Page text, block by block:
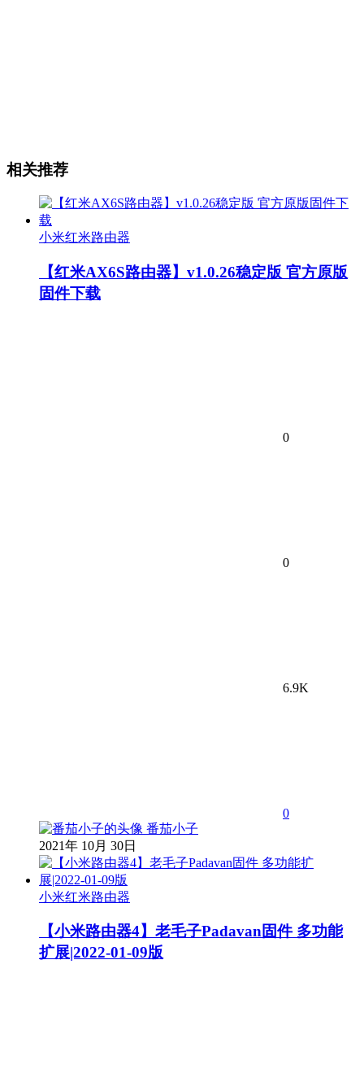
相关推荐
小米红米路由器
【红米AX6S路由器】v1.0.26稳定版 官方原版
固件下载
0
0
6.9K
0
番茄小子
2021年 10月 30日
小米红米路由器
【小米路由器4】老毛子Padavan固件 多功能
扩展|2022-01-09版